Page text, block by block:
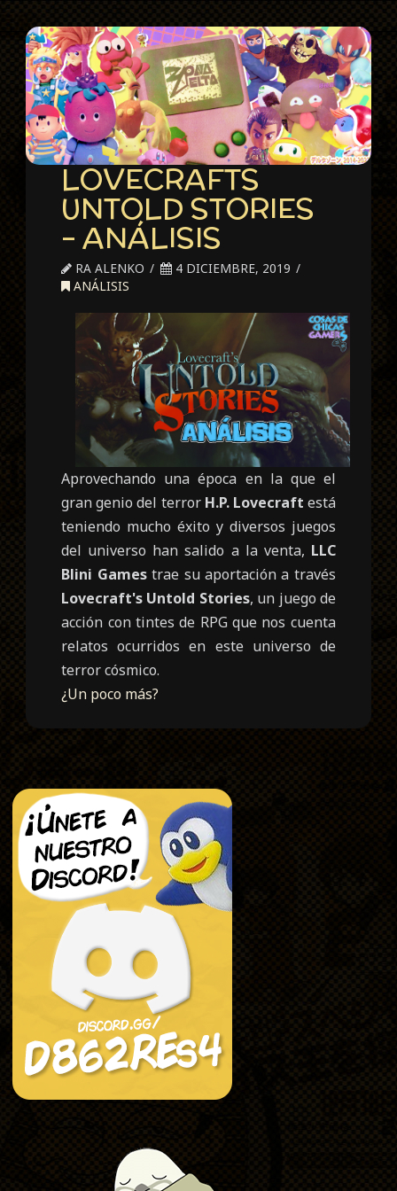
LOVECRAFTS
UNTOLD STORIES
– ANÁLISIS
RA ALENKO
4 DICIEMBRE, 2019
ANÁLISIS
Aprovechando una época en la que el
gran genio del terror H.P. Lovecraft está
teniendo mucho éxito y diversos juegos
del universo han salido a la venta, LLC
Blini Gamestrae su aportación a través
Lovecraft's Untold Stories, un juego de
acción con tintes de RPG que nos cuenta
relatos ocurridos en este universo de
terror cósmico.
¿Un poco más?